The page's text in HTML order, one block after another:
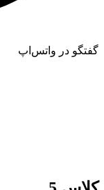
گفتگو در واتس‌اپ